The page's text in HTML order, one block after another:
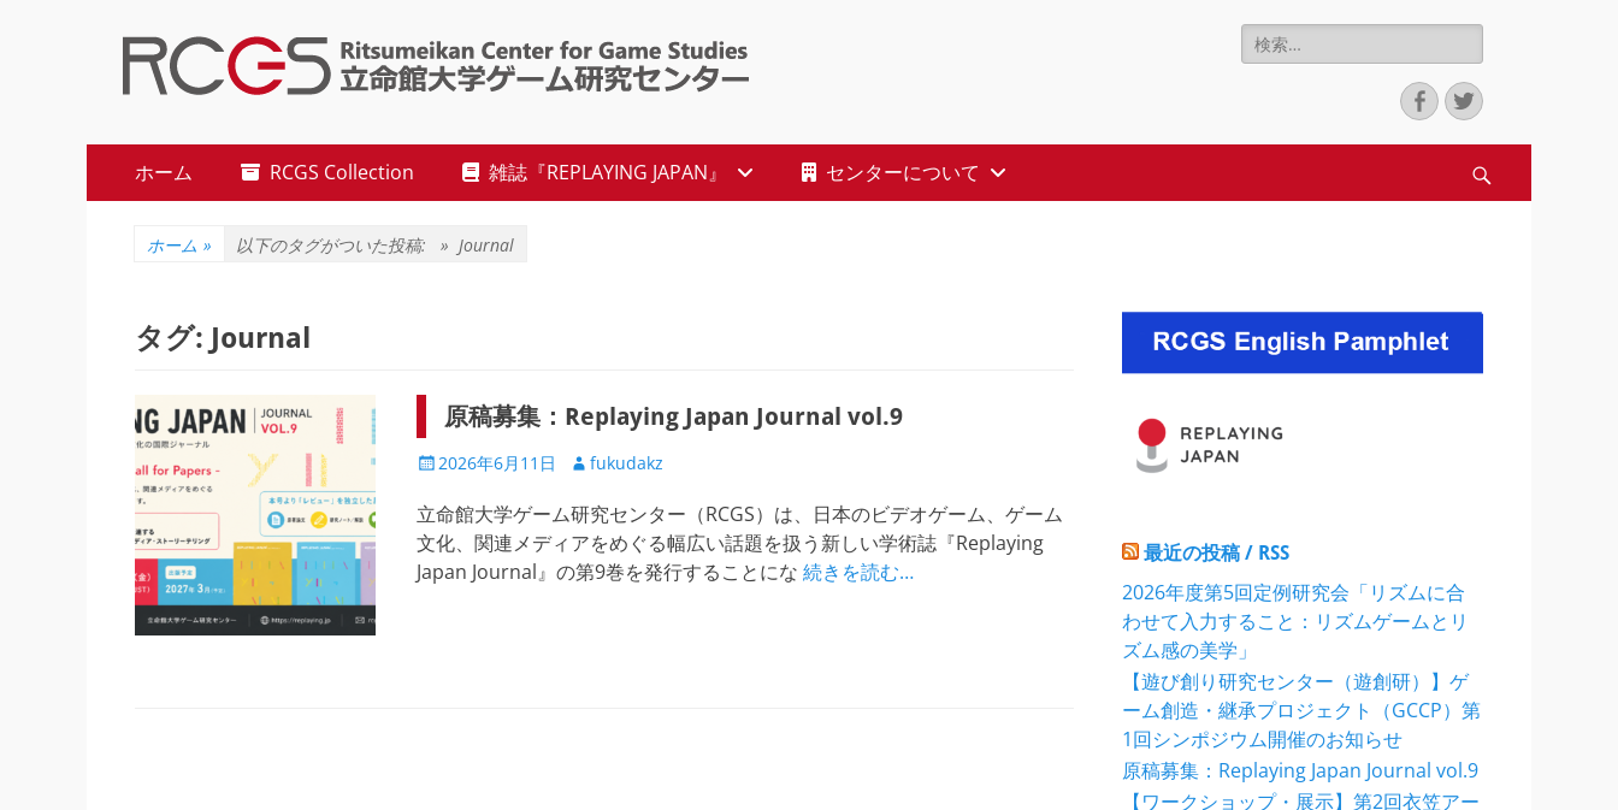
立命館大学ゲーム研究センター : Ritsumeikan Center for Game
検
索:
Facebook
Twitter
メ
イ
ニ
ー
ホーム RCGS Collection 雑誌『REPLAYING JAPAN』 センターについて
ホーム » 以下のタグがついた投稿: » Journal
タグ: Journal
原稿募集：Replaying Japan Journal vol.9
投
日
2026年6月11日
投
者
fukudakz
立命館大学ゲーム研究センター（RCGS）は、日本のビデオゲーム、ゲーム
文化、関連メディアをめぐる幅広い話題を扱う新しい学術誌『Replaying
Japan Journal』の第9巻を発行することにな 続きを読む…
最近の投稿 / RSS
2026年度第5回定例研究会「リズムに合
わせて入力すること：リズムゲームとリ
ズム感の美学」
【遊び創り研究センター（遊創研）】ゲ
ーム創造・継承プロジェクト（GCCP）第
1回シンポジウム開催のお知らせ
原稿募集：Replaying Japan Journal vol.9
【ワークショップ・展示】第2回衣笠アー